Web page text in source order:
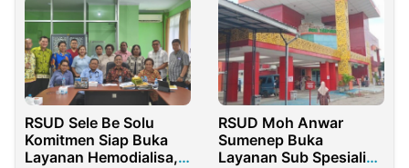
RSUD Sele Be Solu
Komitmen Siap Buka
Layanan Hemodialisa,
RSUD Moh Anwar
Sumenep Buka
Layanan Sub Spesialis